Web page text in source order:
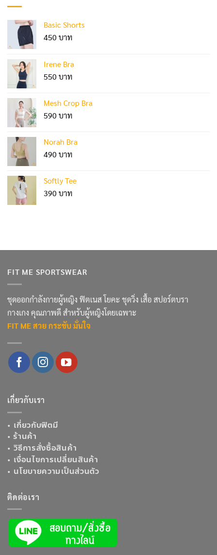
Basic Shorts
450
Irene Bra
550
Mesh Crop Bra
590
Norah Bra
490
Softly Tee
390
FIT ME SPORTSWEAR
ชุดออกกำลังกายผู้หญิง ฟิตเนส โยคะ ชุดวิ่ง เสื้อ สปอร์ตบรา
กางเกง คุณภาพดี สำหรับผู้หญิงโดยเฉพาะ
FIT ME สวย กระชับ มั่นใจ
เกี่ยวกับเรา
• เกี่ยวกับฟิตมี
• ร้านค้า
•วิธีการสั่งซื้อสินค้า
• เงื่อนไขการเปลี่ยนสินค้า
• นโยบายความเป็นส่วนตัว
ติดต่อเรา